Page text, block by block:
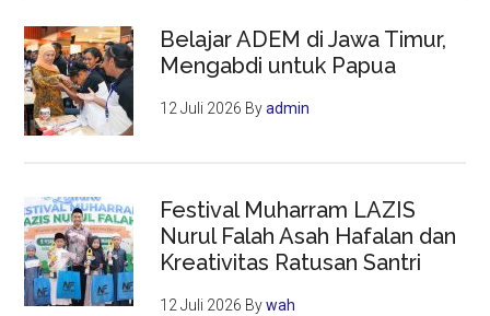
Belajar ADEM di Jawa Timur,
Mengabdi untuk Papua
12 Juli 2026 Byadmin
Festival Muharram LAZIS
Nurul Falah Asah Hafalan dan
Kreativitas Ratusan Santri
12 Juli 2026 Bywah